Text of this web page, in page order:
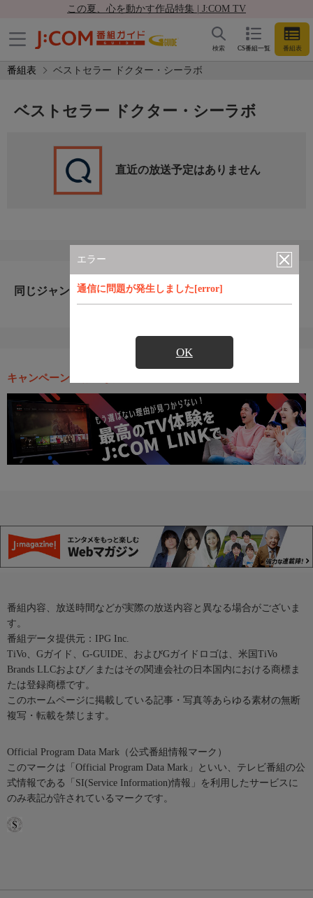
この夏、心を動かす作品特集 | J:COM TV
CS番組一覧 番組表
検索
番組表 ベストセラー ドクター・シーラボ
エラー
通信に問題が発生しました[error]
OK
ベストセラー ドクター・シーラボ
直近の放送予定はありません
同じジャンルのおすすめ番組
キャンペーン・お得な情報
番組内容、放送時間などが実際の放送内容と異なる場合がございま
す。
番組データ提供元：IPG Inc.
TiVo、Gガイド、G-GUIDE、およびGガイドロゴは、米国TiVo
Brands LLCおよび／またはその関連会社の日本国内における商標ま
たは登録商標です。
このホームページに掲載している記事・写真等あらゆる素材の無断
複写・転載を禁じます。
Official Program Data Mark（公式番組情報マーク）
このマークは「Official Program Data Mark」といい、テレビ番組の公
式情報である「SI(Service Information)情報」を利用したサービスに
のみ表記が許されているマークです。